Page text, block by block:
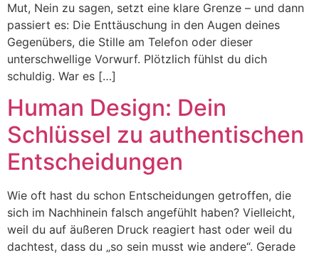
Mut, Nein zu sagen, setzt eine klare Grenze – und dann
passiert es: Die Enttäuschung in den Augen deines
Gegenübers, die Stille am Telefon oder dieser
unterschwellige Vorwurf. Plötzlich fühlst du dich
schuldig. War es […]
Human Design: Dein
Schlüssel zu authentischen
Entscheidungen
Wie oft hast du schon Entscheidungen getroffen, die
sich im Nachhinein falsch angefühlt haben? Vielleicht,
weil du auf äußeren Druck reagiert hast oder weil du
dachtest, dass du „so sein musst wie andere“. Gerade